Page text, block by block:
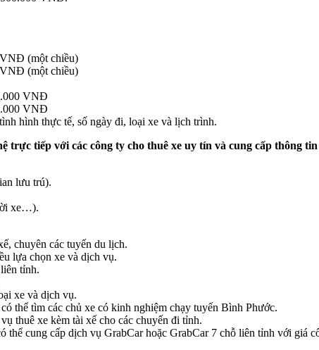
(một chiều)
(một chiều)
VNĐ
VNĐ
hình thực tế, số ngày đi, loại xe và lịch trình.
trực tiếp với các công ty cho thuê xe uy tín và cung cấp thông
lưu trú).
xe…).
chuyên các tuyến du lịch.
lựa chọn xe và dịch vụ.
tỉnh.
xe và dịch vụ.
thể tìm các chủ xe có kinh nghiệm chạy tuyến Bình Phước.
thuê xe kèm tài xế cho các chuyến đi tỉnh.
thể cung cấp dịch vụ GrabCar hoặc GrabCar 7 chỗ liên tỉnh với giá